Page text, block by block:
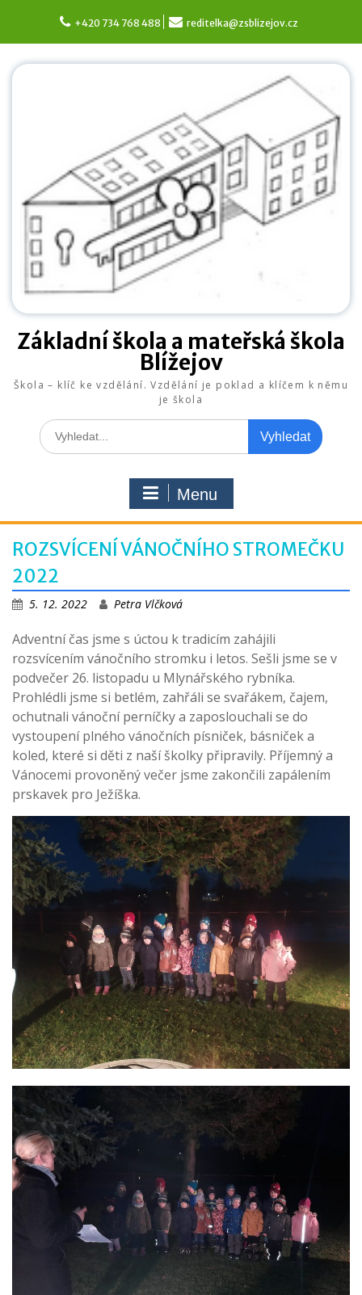
content
+420 734 768 488 reditelka@zsblizejov.cz
Základní škola a mateřská škola
Blížejov
Škola – klíč ke vzdělání. Vzdělání je poklad a klíčem k němu
je škola
Search
for:
Menu
ROZSVÍCENÍ VÁNOČNÍHO STROMEČKU
2022
5. 12. 2022 Petra Vlčková
Adventní čas jsme s úctou k tradicím zahájili
rozsvícením vánočního stromku i letos. Sešli jsme se v
podvečer 26. listopadu u Mlynářského rybníka.
Prohlédli jsme si betlém, zahřáli se svařákem, čajem,
ochutnali vánoční perníčky a zaposlouchali se do
vystoupení plného vánočních písniček, básniček a
koled, které si děti z naší školky připravily. Příjemný a
Vánocemi provoněný večer jsme zakončili zapálením
prskavek pro Ježíška.